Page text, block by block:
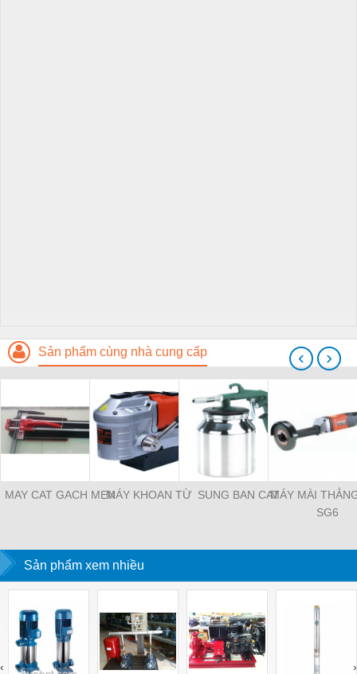
Sản phẩm cùng nhà cung cấp
MAY CAT GACH MENMÁY KHOAN TỪ SUNG BAN CATMÁY MÀI
SG6
‹ ›
Sản phẩm xem nhiều
‹ ›